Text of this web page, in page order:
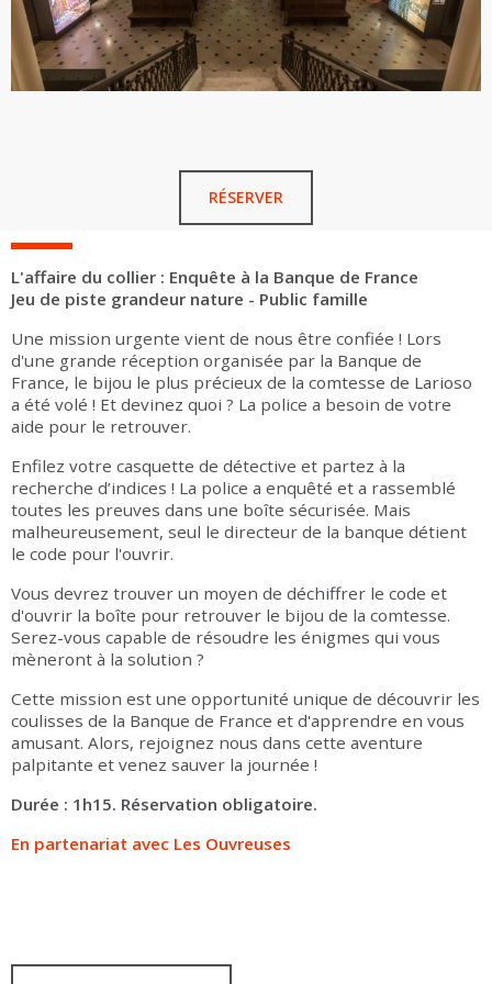
RÉSERVER
L'affaire du collier : Enquête à la Banque de France
Jeu de piste grandeur nature - Public famille
Une mission urgente vient de nous être confiée ! Lors
d'une grande réception organisée par la Banque de
France, le bijou le plus précieux de la comtesse de Larioso
a été volé ! Et devinez quoi ? La police a besoin de votre
aide pour le retrouver.
Enfilez votre casquette de détective et partez à la
recherche d’indices ! La police a enquêté et a rassemblé
toutes les preuves dans une boîte sécurisée. Mais
malheureusement, seul le directeur de la banque détient
le code pour l'ouvrir.
Vous devrez trouver un moyen de déchiffrer le code et
d'ouvrir la boîte pour retrouver le bijou de la comtesse.
Serez-vous capable de résoudre les énigmes qui vous
mèneront à la solution ?
Cette mission est une opportunité unique de découvrir les
coulisses de la Banque de France et d'apprendre en vous
amusant. Alors, rejoignez nous dans cette aventure
palpitante et venez sauver la journée !
Durée : 1h15. Réservation obligatoire.
En partenariat avec Les Ouvreuses